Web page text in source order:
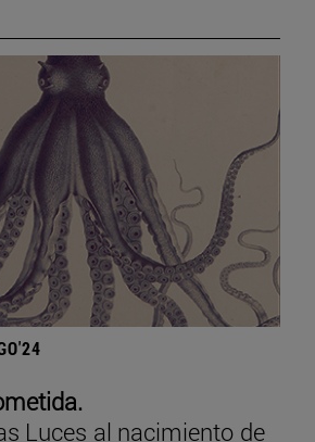
Luces al nacimiento de